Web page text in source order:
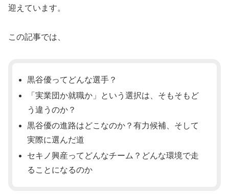
迎えています。
この記事では、
黒谷優ってどんな選手？
「実業団か就職か」という選択は、そもそもど
う違うのか？
黒谷優の進路はどこなのか？有力候補、そして
実際に選んだ道
セキノ興産ってどんなチーム？どんな環境で走
ることになるのか